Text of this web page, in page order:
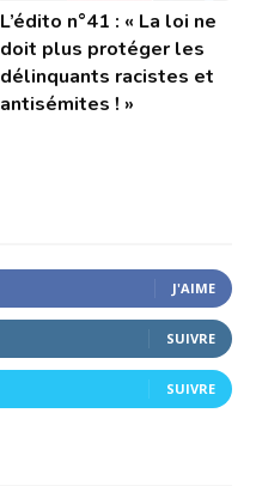
L’édito n°41 : « La loi ne
doit plus protéger les
délinquants racistes et
antisémites ! »
J'AIME
SUIVRE
SUIVRE